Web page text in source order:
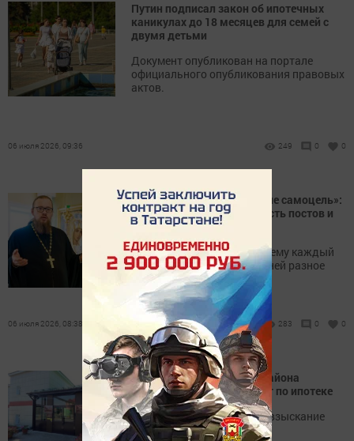
Путин подписал закон об ипотечных
каникулах до 18 месяцев для семей с
двумя детьми
Документ опубликован на портале
официального опубликования правовых
актов.
06 июля 2026, 09:36 249 0 0
«Воздержание от пищи – не самоцель»:
батюшка о том, сколько есть постов и
какие
Священник рассказал, почему каждый
год количество постных дней разное
06 июля 2026, 08:38 283 0 0
Житель Пестречинского района
лишится квартиры за долг по ипотеке
Суд постановил обратить взыскание